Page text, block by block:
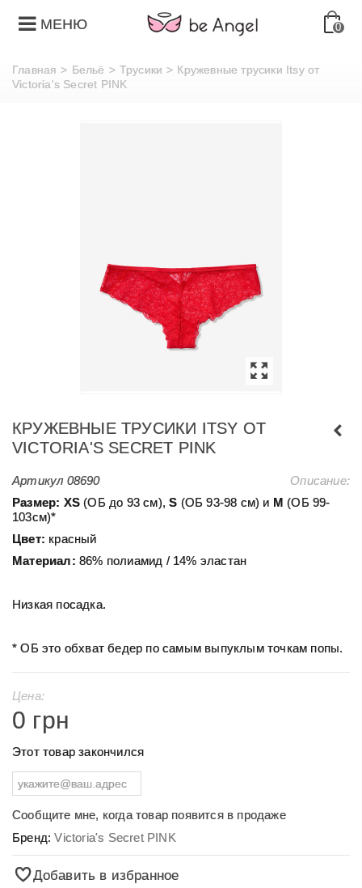
МЕНЮ 0
Главная > Бельё > Трусики > Кружевные трусики Itsy от
Victoria's Secret PINK
КРУЖЕВНЫЕ ТРУСИКИ ITSY ОТ
VICTORIA'S SECRET PINK
Артикул 08690
Описание:
Размер: ХS (ОБ до 93 см),S (ОБ 93-98 см) и М (ОБ 99-
103см)*
Цвет: красный
Материал: 86% полиамид / 14% эластан
Низкая посадка.
* ОБ это обхват бедер по самым выпуклым точкам попы.
Цена:
0 грн
Этот товар закончился
Сообщите мне, когда товар появится в продаже
Бренд:Victoria's Secret PINK
Добавить в избранное